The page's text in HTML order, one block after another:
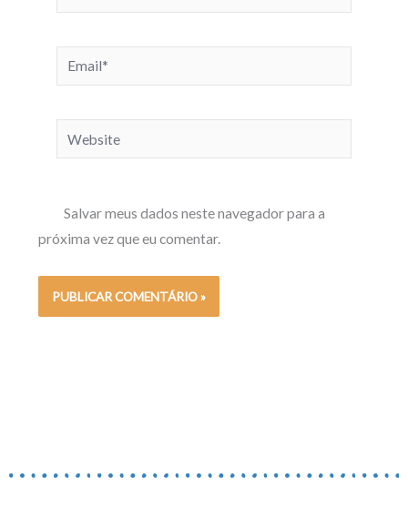
Email*
Website
Salvar meus dados neste navegador para a
próxima vez que eu comentar.